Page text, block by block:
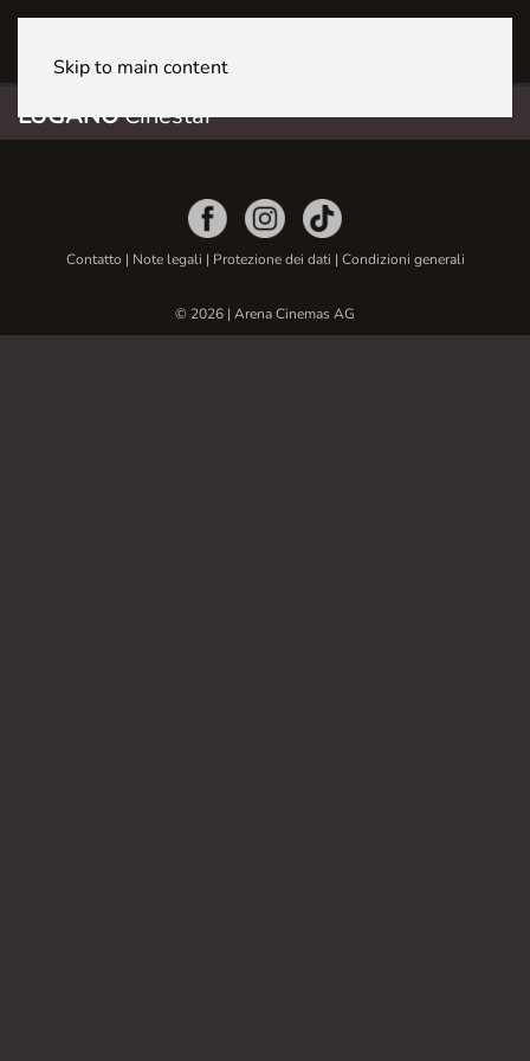
Skip to main content
LUGANOCinestar
Contatto | Note legali | Protezione dei dati | Condizioni generali
© 2026 | Arena Cinemas AG